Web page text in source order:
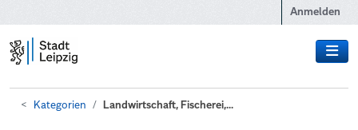
Anmelden
Kategorien Landwirtschaft, Fischerei,...